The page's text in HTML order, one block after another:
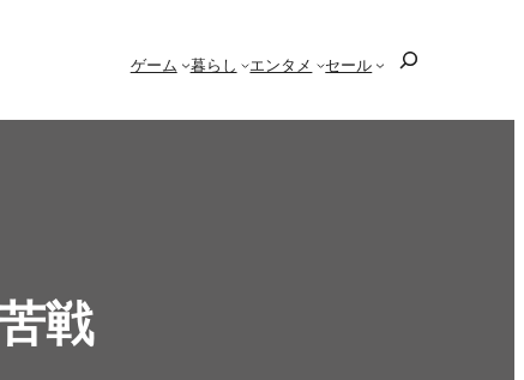
ゲーム 暮らし エンタメ セール
戦